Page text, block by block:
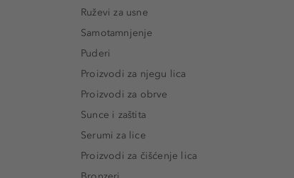
Ruževi za usne
Samotamnjenje
Puderi
Proizvodi za njegu lica
Proizvodi za obrve
Sunce i zaštita
Serumi za lice
Proizvodi za čišćenje lica